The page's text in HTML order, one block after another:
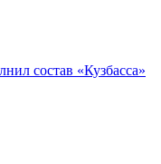
состав «Кузбасса»